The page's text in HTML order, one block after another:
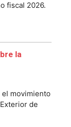
fiscal 2026.
la
movimiento
de